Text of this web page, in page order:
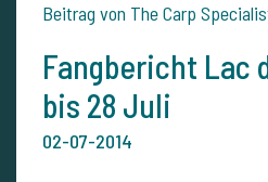
Beitrag von The Carp
Fangbericht Lac
bis 28 Juli
02-07-2014